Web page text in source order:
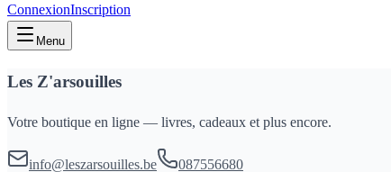
ConnexionInscription
Menu
Les Z'arsouilles
Votre boutique en ligne — livres, cadeaux et plus encore.
info@leszarsouilles.be 087556680